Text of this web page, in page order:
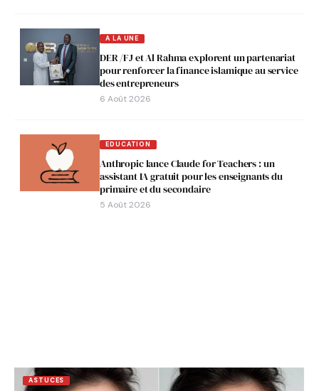
A LA UNE
DER /FJ et Al Rahma explorent un partenariat
pour renforcer la finance islamique au service
des entrepreneurs
6 Août 2026
EDUCATION
Anthropic lance Claude for Teachers : un
assistant IA gratuit pour les enseignants du
primaire et du secondaire
5 Août 2026
ASTUCES